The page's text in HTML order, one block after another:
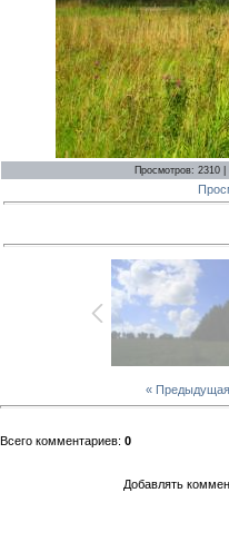
Просмотров: 2310
« Предыдущая
Всего комментариев: 0
Добавлять